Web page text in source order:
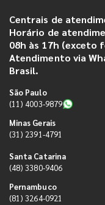
Centrais de
Horário de
08h às 17h (exceto
Atendimento via
Brasil.
São Paulo
(11) 4003-9879
Minas Gerais
(31) 2391-4791
Santa Catarina
(48) 3380-9406
Pernambuco
(81) 3264-0921